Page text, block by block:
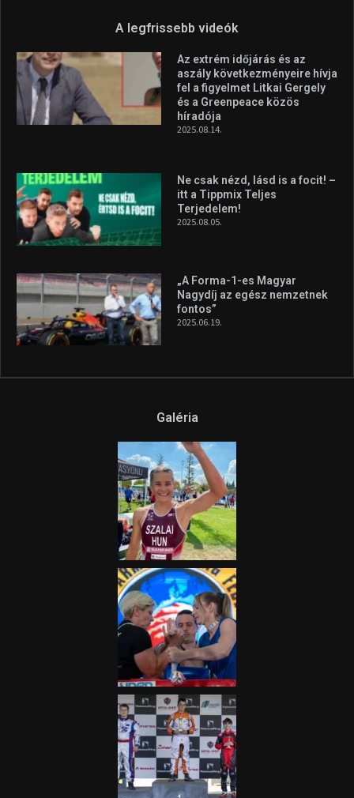
A legfrissebb videók
Az extrém időjárás és az
aszály következményeire hívja
fel a figyelmet Litkai Gergely
és a Greenpeace közös
híradója
2025.08.14.
Ne csak nézd, lásd is a focit! –
itt a Tippmix Teljes
Terjedelem!
2025.08.05.
„A Forma-1-es Magyar
Nagydíj az egész nemzetnek
fontos”
2025.06.19.
Galéria